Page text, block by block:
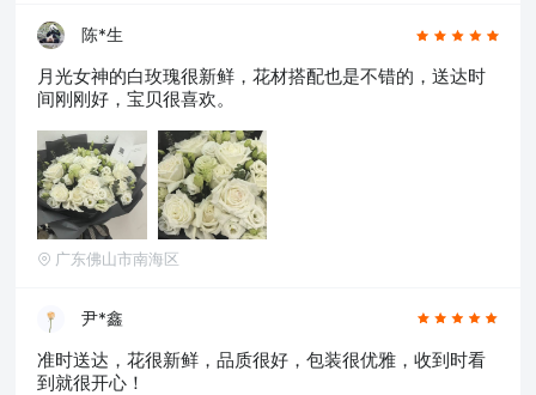
陈*生
月光女神的白玫瑰很新鲜，花材搭配也是不错的，送达时
间刚刚好，宝贝很喜欢。
广东佛山市南海区
尹*鑫
准时送达，花很新鲜，品质很好，包装很优雅，收到时看
到就很开心！